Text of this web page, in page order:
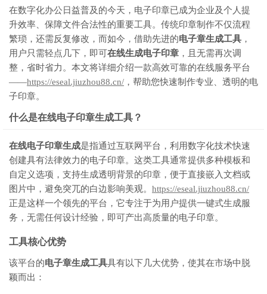
在数字化办公日益普及的今天，电子印章已成为企业及个人提
升效率、保障文件合法性的重要工具。传统印章制作不仅流程
繁琐，还需反复修改，而如今，借助先进的电子章生成工具 ，
用户只需轻点几下，即可在线生成电子印章 ，且无需再次调
整，省时省力。本文将详细介绍一款高效可靠的在线服务平台
——https://eseal.jiuzhou88.cn/ ，帮助您快速制作专业、透明的电
子印章。
什么是在线电子印章生成工具？
在线电子印章生成是指通过互联网平台，利用数字化技术快速
创建具有法律效力的电子印章。这类工具通常提供多种模板和
自定义选项，支持生成透明背景的印章，便于直接嵌入文档或
图片中，避免突兀的白边影响美观。 https://eseal.jiuzhou88.cn/
正是这样一个领先的平台，它专注于为用户提供一键式生成服
务，无需任何设计经验，即可产出高质量的电子印章。
工具核心优势
该平台的电子章生成工具具有以下几大优势，使其在市场中脱
颖而出：